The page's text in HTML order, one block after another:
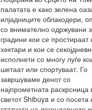
палатата е како зелена
илјадниците облакодери,
со внимателно одржувани
градини кои се простираат
хектари и кои се
исполнети со многу луѓе
шетаат или спортуваат. Го
завршуваме денот со
најпрометната раскрсница
светот Shibuya и со посета